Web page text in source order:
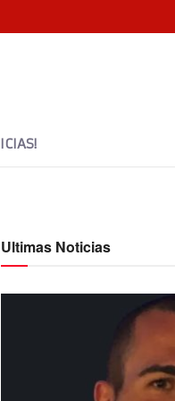
Ultimas Noticias